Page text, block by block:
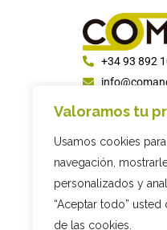
Valoramos tu
Usamos cookies
navegación,
personalizados y
“Aceptar todo”
de las cookies.
+34 93 892
C/ Sis, 9,